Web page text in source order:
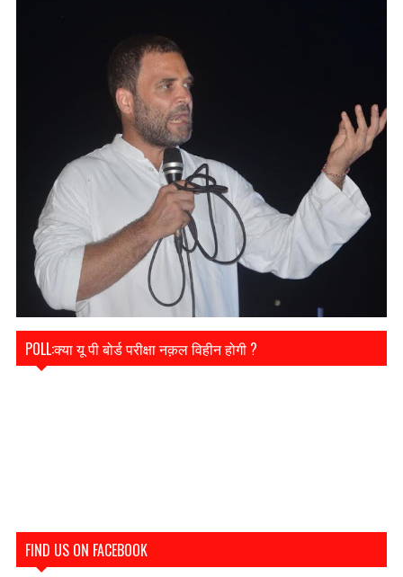
POLL:क्या यू पी बोर्ड परीक्षा नक़ल विहीन होगी ?
FIND US ON FACEBOOK